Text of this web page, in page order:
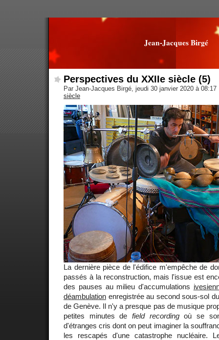
Jean-Jacques Birgé
Perspectives du XXIIe siècle (5)
Par Jean-Jacques Birgé, jeudi 30 janvier 2020 à 08:17
siècle
La dernière pièce de l'édifice m'empêche de
passés à la reconstruction, mais l'issue est
des pauses au milieu d'accumulations
déambulation enregistrée au second sous-sol
de Genève. Il n'y a presque pas de musique
petites minutes de field recordingoù se
d'étranges cris dont on peut imaginer la
les rescapés d'une catastrophe nucléaire.